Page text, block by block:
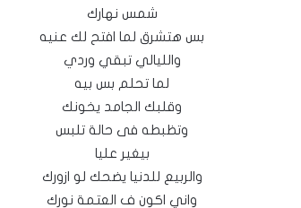
شمس نهارك
بس هتشرق لما افتح لك عنيه
والليالي تبقي وردي
لما تحلم بس بيه
وقلبك الجامد يخونك
وتظبطه فى حالة تلبس
بيغير عليا
والربيع للدنيا يضحك لو ازورك
واني اكون ف العتمة نورك